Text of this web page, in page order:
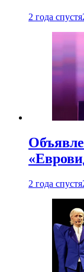
2 года спустя
2 года спустя